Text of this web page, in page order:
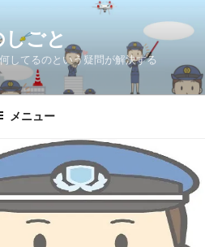
ごと
してるのという疑問が解決する
メニュー